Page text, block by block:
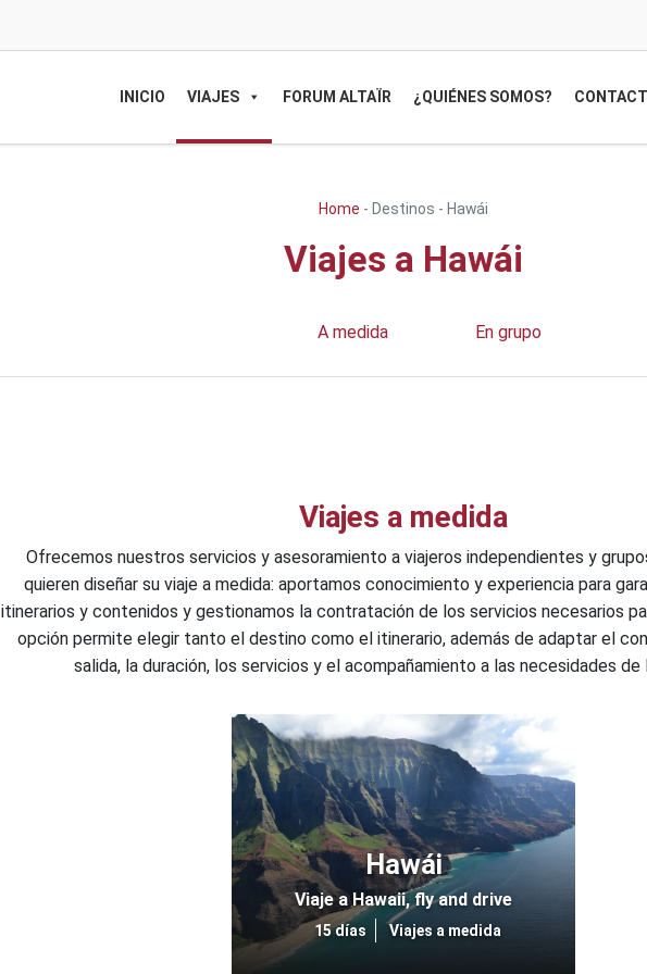
INICIO VIAJES FORUM ALTAÏR ¿QUIÉNES SOMOS?
Home - Destinos - Hawái
Viajes a Hawái
A medida En grupo
Viajes a medida
Ofrecemos nuestros servicios y asesoramiento a viajeros independientes y
quieren diseñar su viaje a medida: aportamos conocimiento y experiencia para
itinerarios y contenidos y gestionamos la contratación de los servicios necesarios
opción permite elegir tanto el destino como el itinerario, además de adaptar el
salida, la duración, los servicios y el acompañamiento a las necesidades de
Hawái
Viaje a Hawaii, fly and drive
15 días Viajes a medida